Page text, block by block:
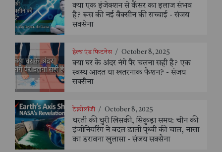
क्या एक इंजेक्शन से कैंसर का इलाज संभव
है? रूस की नई वैक्सीन की सच्चाई - संजय
सक्सेना
हेल्थ एंड फिटनेस / October 8, 2025
क्या घर के अंदर नंगे पैर चलना सही है? एक
स्वस्थ आदत या खतरनाक फैशन? - संजय
सक्सैना
टेक्नोलॉजी / October 8, 2025
धरती की धुरी खिसकी, सिकुड़ा समय: चीन की
इंजीनियरिंग ने बदल डाली पृथ्वी की चाल, नासा
का डरावना खुलासा - संजय सक्सैना